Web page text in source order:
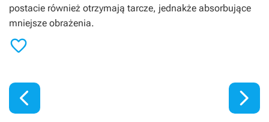
postacie również otrzymają tarcze, jednakże absorbujące
mniejsze obrażenia.

 